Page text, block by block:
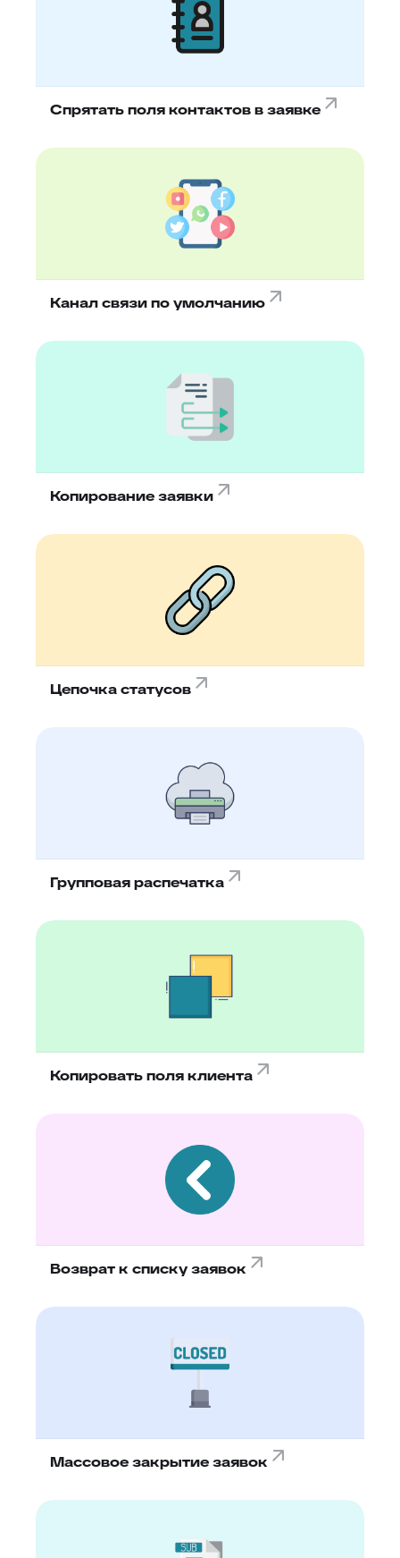
Спрятать поля контактов в заявке
Канал связи по умолчанию
Копирование заявки
Цепочка статусов
Групповая распечатка
Копировать поля клиента
Возврат к списку заявок
Массовое закрытие заявок